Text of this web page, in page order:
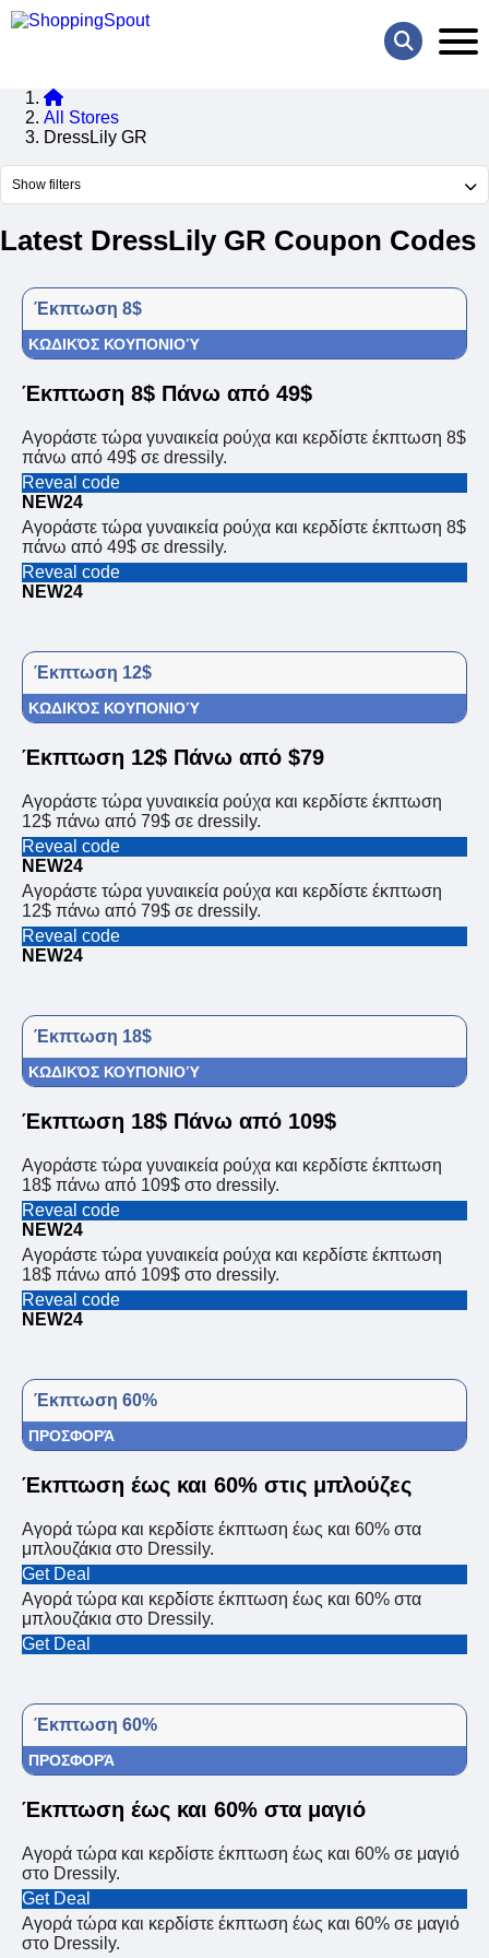
All Stores
DressLily GR
Show filters
Latest DressLily GR Coupon Codes
Έκπτωση 8$
ΚΩΔΙΚΌΣ ΚΟΥΠΟΝΙΟΎ
Έκπτωση 8$ Πάνω από 49$
Αγοράστε τώρα γυναικεία ρούχα και κερδίστε έκπτωση 8$
πάνω από 49$ σε dressily.
Reveal code
NEW24
Αγοράστε τώρα γυναικεία ρούχα και κερδίστε έκπτωση 8$
πάνω από 49$ σε dressily.
Reveal code
NEW24
Έκπτωση 12$
ΚΩΔΙΚΌΣ ΚΟΥΠΟΝΙΟΎ
Έκπτωση 12$ Πάνω από $79
Αγοράστε τώρα γυναικεία ρούχα και κερδίστε έκπτωση
12$ πάνω από 79$ σε dressily.
Reveal code
NEW24
Αγοράστε τώρα γυναικεία ρούχα και κερδίστε έκπτωση
12$ πάνω από 79$ σε dressily.
Reveal code
NEW24
Έκπτωση 18$
ΚΩΔΙΚΌΣ ΚΟΥΠΟΝΙΟΎ
Έκπτωση 18$ Πάνω από 109$
Αγοράστε τώρα γυναικεία ρούχα και κερδίστε έκπτωση
18$ πάνω από 109$ στο dressily.
Reveal code
NEW24
Αγοράστε τώρα γυναικεία ρούχα και κερδίστε έκπτωση
18$ πάνω από 109$ στο dressily.
Reveal code
NEW24
Έκπτωση 60%
ΠΡΟΣΦΟΡΆ
Έκπτωση έως και 60% στις μπλούζες
Αγορά τώρα και κερδίστε έκπτωση έως και 60% στα
μπλουζάκια στο Dressily.
Get Deal
Αγορά τώρα και κερδίστε έκπτωση έως και 60% στα
μπλουζάκια στο Dressily.
Get Deal
Έκπτωση 60%
ΠΡΟΣΦΟΡΆ
Έκπτωση έως και 60% στα μαγιό
Αγορά τώρα και κερδίστε έκπτωση έως και 60% σε μαγιό
στο Dressily.
Get Deal
Αγορά τώρα και κερδίστε έκπτωση έως και 60% σε μαγιό
στο Dressily.